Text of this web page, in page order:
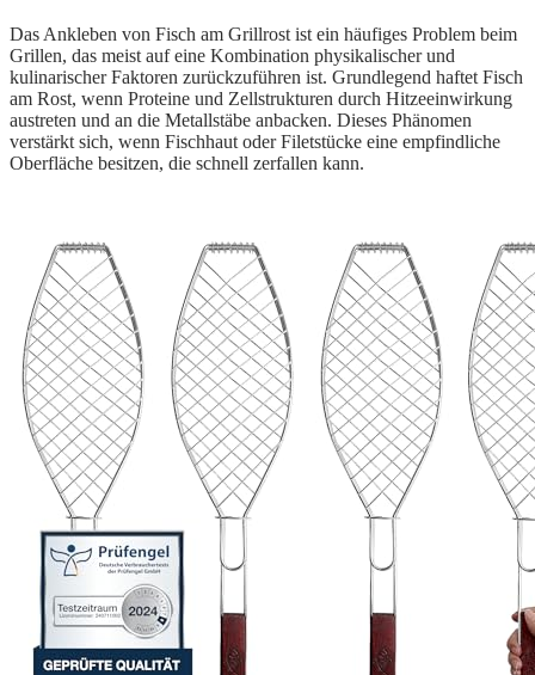
Das Ankleben von Fisch am Grillrost ist ein häufiges Problem beim
Grillen, das meist auf eine Kombination physikalischer und
kulinarischer Faktoren zurückzuführen ist. Grundlegend haftet Fisch
am Rost, wenn Proteine und Zellstrukturen durch Hitzeeinwirkung
austreten und an die Metallstäbe anbacken. Dieses Phänomen
verstärkt sich, wenn Fischhaut oder Filetstücke eine empfindliche
Oberfläche besitzen, die schnell zerfallen kann.